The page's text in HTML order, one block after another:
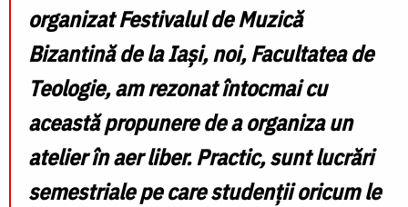
organizat Festivalul de Muzică
Bizantină de la Iași, noi, Facultatea de
Teologie, am rezonat întocmai cu
această propunere de a organiza un
atelier în aer liber. Practic, sunt lucrări
semestriale pe care studenții oricum le